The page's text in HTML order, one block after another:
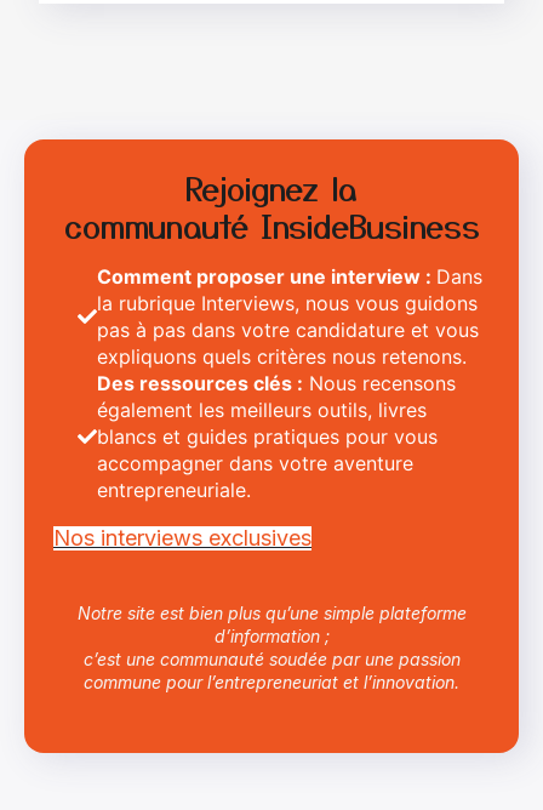
Rejoignez la
communauté InsideBusiness
Comment proposer une interview : Dans
la rubrique Interviews, nous vous guidons
pas à pas dans votre candidature et vous
expliquons quels critères nous retenons.
Des ressources clés : Nous recensons
également les meilleurs outils, livres
blancs et guides pratiques pour vous
accompagner dans votre aventure
entrepreneuriale.
Nos interviews exclusives
Notre site est bien plus qu’une simple plateforme
d’information ;
c’est une communauté soudée par une passion
commune pour l’entrepreneuriat et l’innovation.